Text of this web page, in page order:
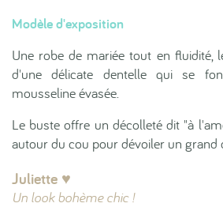
Modèle d'exposition
Une robe de mariée tout en fluidité,
d'une délicate dentelle qui se
mousseline évasée.
Le buste offre un décolleté dit "à
autour du cou pour dévoiler un grand
Juliette ♥︎
Un look bohème chic !